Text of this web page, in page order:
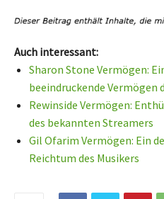
Auch interessant:
Sharon Stone Vermögen:
beeindruckende Vermögen
Rewinside Vermögen:
des bekannten Streamers
Gil Ofarim Vermögen: Ein
Reichtum des Musikers